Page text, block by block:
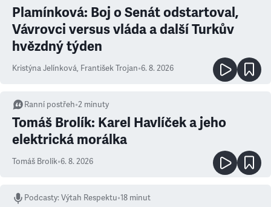
Plamínková: Boj o Senát odstartoval,
Vávrovci versus vláda a další Turkův
hvězdný týden
Kristýna Jelínková, František Trojan•6. 8. 2026
Ranní postřeh•2 minuty
Tomáš Brolík: Karel Havlíček a jeho
elektrická morálka
Tomáš Brolík•6. 8. 2026
Podcasty:Výtah Respektu•18 minut